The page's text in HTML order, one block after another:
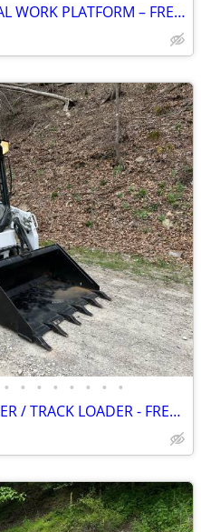
GENIE GR20 MANLIFT / AERIAL WORK PLATFORM – FREE DELIVERY
• • • • • • • •
2020 BOBCAT T450 SKID STEER / TRACK LOADER - FREE DELIVERY